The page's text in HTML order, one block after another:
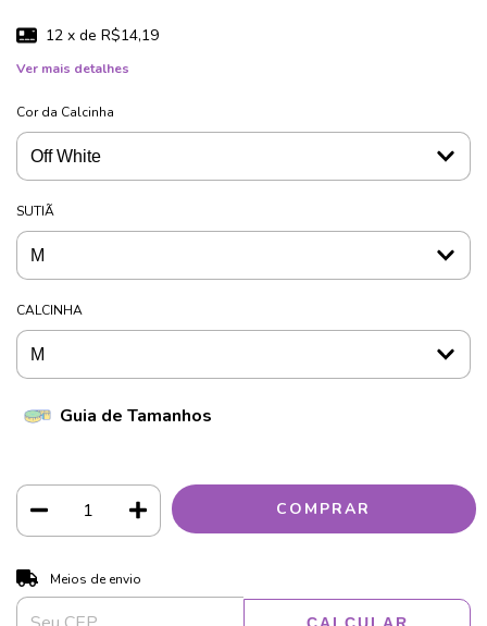
12 x de R$14,19
Ver mais detalhes
Cor da Calcinha
SUTIÃ
CALCINHA
Guia de Tamanhos
Entregas para o CEP:
Meios de envio